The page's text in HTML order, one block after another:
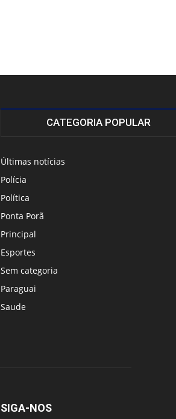
CATEGORIA POPULAR
Últimas notícias
Polícia
Política
Ponta Porã
Principal
Esportes
Sem categoria
Paraguai
Saude
SIGA-NOS